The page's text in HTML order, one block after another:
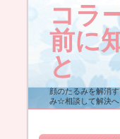
コラ
前に
と
顔のたるみを解消
み☆相談して解決へ